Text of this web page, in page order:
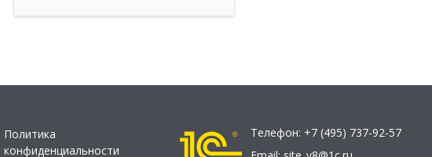
Политика
конфиденциальности
Телефон: +7 (495) 737-92-57